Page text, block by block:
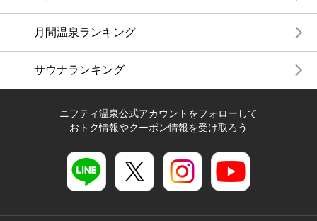
月間温泉ランキング
サウナランキング
ニフティ温泉公式アカウントをフォローして
おトク情報やクーポン情報を受け取ろう